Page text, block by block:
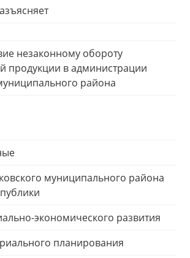
незаконному обороту
в администрации
района
муниципального района
экономического развития
планирования